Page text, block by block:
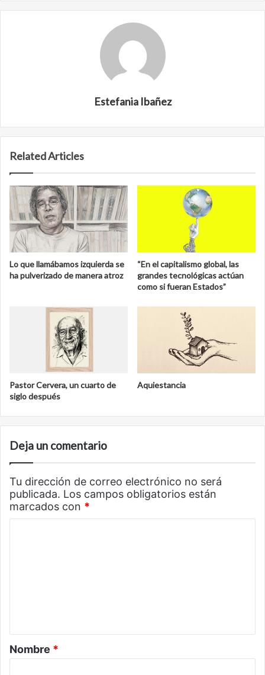
Estefania Ibañez
Related Articles
Lo que llamábamos izquierda se
ha pulverizado de manera atroz
“En el capitalismo global, las
grandes tecnológicas actúan
como si fueran Estados”
Pastor Cervera, un cuarto de
siglo después
Aquiestancia
Deja un comentario
Tu dirección de correo electrónico no será
publicada. Los campos obligatorios están
marcados con *
a
r
Nombre *